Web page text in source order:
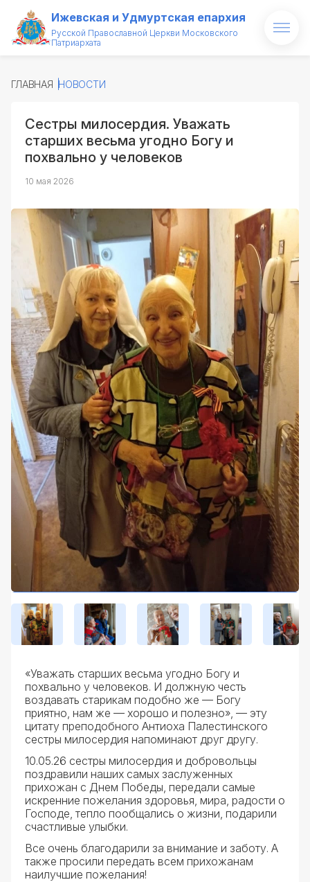
Ижевская и Удмуртская епархия
Русской Православной Церкви Московского
Патриархата
О епархии
Архипастырь
Новости
Проекты
Медиатека
Святые и святыни
Контакты
ГЛАВНАЯ НОВОСТИ
Сестры милосердия. Уважать
старших весьма угодно Богу и
похвально у человеков
10 мая 2026
«Уважать старших весьма угодно Богу и
похвально у человеков. И должную честь
воздавать старикам подобно же — Богу
приятно, нам же — хорошо и полезно», — эту
цитату преподобного Антиоха Палестинского
сестры милосердия напоминают друг другу.
10.05.26 сестры милосердия и добровольцы
поздравили наших самых заслуженных
прихожан с Днем Победы, передали самые
искренние пожелания здоровья, мира, радости о
Господе, тепло пообщались о жизни, подарили
счастливые улыбки.
Все очень благодарили за внимание и заботу. А
также просили передать всем прихожанам
наилучшие пожелания!